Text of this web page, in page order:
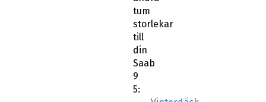
tum
storlekar
till
din
Saab
9
5: